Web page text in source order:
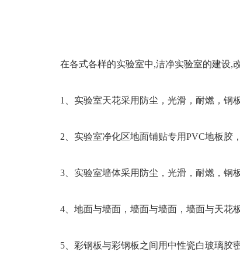
在各式各样的实验室中,洁净实验室的建设,改
1、实验室天花采用防尘，光滑，耐燃
2、实验室净化区地面铺贴专用PVC地板胶
3、实验室墙体采用防尘，光滑，耐燃
4、地面与墙面，墙面与墙面，墙面与天
5、彩钢板与彩钢板之间用中性瓷白玻璃胶密封